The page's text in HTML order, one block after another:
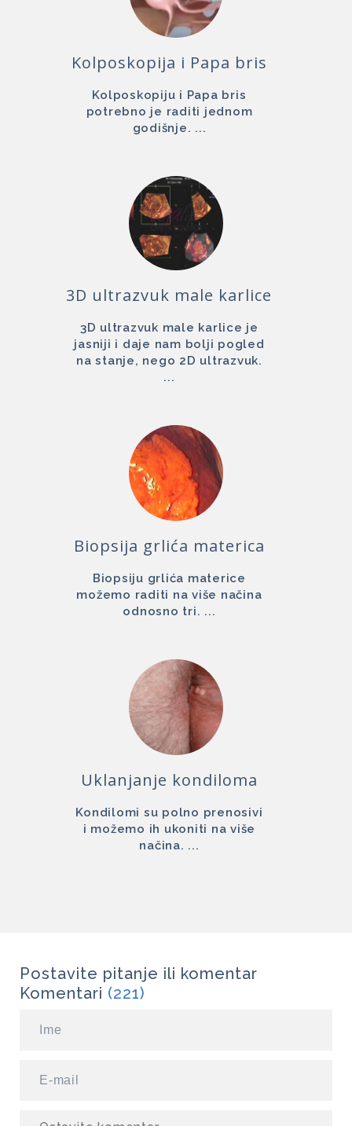
Kolposkopija i Papa bris
Kolposkopiju i Papa bris
potrebno je raditi jednom
godišnje. ...
3D ultrazvuk male karlice
3D ultrazvuk male karlice je
jasniji i daje nam bolji pogled
na stanje, nego 2D ultrazvuk.
...
Biopsija grlića materica
Biopsiju grlića materice
možemo raditi na više načina
odnosno tri. ...
Uklanjanje kondiloma
Kondilomi su polno prenosivi
i možemo ih ukoniti na više
načina. ...
Postavite pitanje ili komentar
Komentari (221)